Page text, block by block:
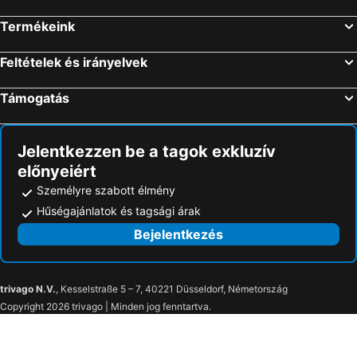
Apartman Bella Hotel
Zalakaros, Dél-Dunántúl Szállás
Gyula, Dél-Alföld Szállás
Termékeink
Feltételek és irányelvek
Támogatás
Jelentkezzen be a tagok exkluzív
előnyeiért
Személyre szabott élmény
Hűségajánlatok és tagsági árak
Bejelentkezés
trivago N.V., Kesselstraße 5 – 7, 40221 Düsseldorf, Németország
Copyright 2026 trivago | Minden jog fenntartva.